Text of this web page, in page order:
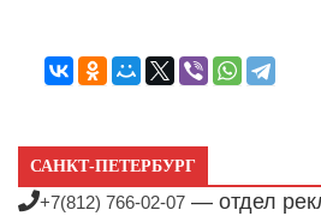
САНКТ-ПЕТЕРБУРГ
+7(812) 766-02-07 — отдел